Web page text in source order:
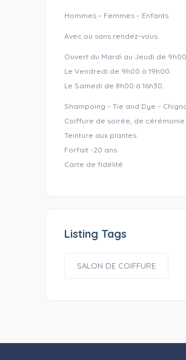
Hommes – Femmes – Enfants
Avec ou sans rendez-vous.
Ouvert du Mardi au Jeudi de
Le Vendredi de 9h00 à 19h00.
Le Samedi de 8h00 à 16h30.
Shampoing – Tie and Dye –
Coiffure de soirée, de cérémonie
Teinture aux plantes
Forfait -20 ans
Carte de fidélité
Listing Tags
SALON DE COIFFURE